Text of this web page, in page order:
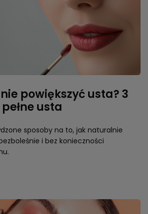
powiększyć usta? 3
usta
sposoby na to, jak naturalnie
i bez konieczności